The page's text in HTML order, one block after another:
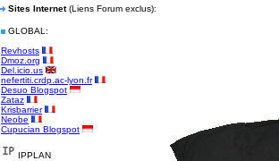
Sites Internet(Liens Forum exclus):
GLOBAL:
Revhosts
Dmoz.org
Del.icio.us
nefertiti.crdp.ac-lyon.fr
Desuo Blogspot
Zataz
Krisbarrier
Neobe
Cupucian Blogspot
IPPLAN